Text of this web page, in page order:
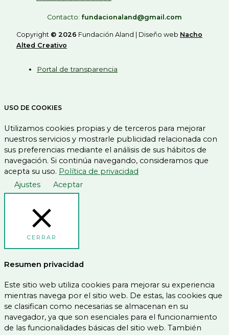
Contacto: fundacionaland@gmail.com
Copyright © 2026 Fundación Aland | Diseño web Nacho
Alted Creativo
Portal de transparencia
USO DE COOKIES
Utilizamos cookies propias y de terceros para mejorar
nuestros servicios y mostrarle publicidad relacionada con
sus preferencias mediante el análisis de sus hábitos de
navegación. Si continúa navegando, consideramos que
acepta su uso. Política de privacidad
Ajustes
Aceptar
CERRAR
Resumen privacidad
Este sitio web utiliza cookies para mejorar su experiencia
mientras navega por el sitio web. De estas, las cookies que
se clasifican como necesarias se almacenan en su
navegador, ya que son esenciales para el funcionamiento
de las funcionalidades básicas del sitio web. También